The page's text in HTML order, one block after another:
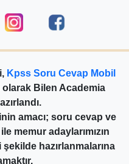
Kpss Soru Cevap Mobil
olarak Bilen Academia
amacı; soru cevap ve
memur adaylarımızın
hazırlanmalarına